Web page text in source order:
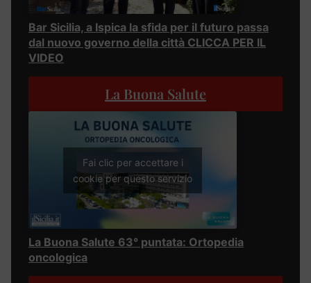
Bar Sicilia, a Ispica la sfida per il futuro passa
dal nuovo governo della città CLICCA PER IL
VIDEO
La Buona Salute
Fai clic per accettare i
cookie per questo servizio
La Buona Salute 63° puntata: Ortopedia
oncologica